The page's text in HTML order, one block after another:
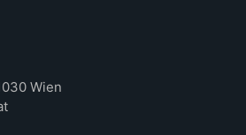
Wien